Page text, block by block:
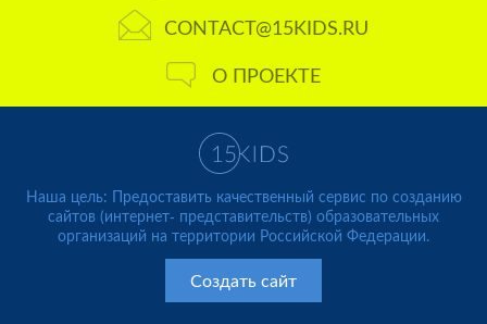
CONTACT@15KIDS.RU
О ПРОЕКТЕ
Наша цель: Предоставить качественный сервис по созданию
сайтов (интернет- представительств) образовательных
организаций на территории Российской Федерации.
Создать сайт